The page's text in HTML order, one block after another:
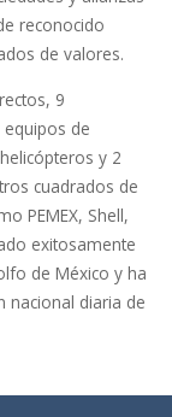
reconocido
de valores.
9
de
y 2
cuadrados de
PEMEX, Shell,
exitosamente
de México y ha
nacional diaria de